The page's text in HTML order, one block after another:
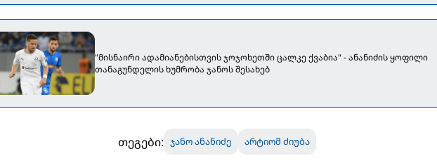
"მისნაირი ადამიანებისთვის ჯოჯოხეთში ცალკე ქვაბია" - ანანიძის ყოფილი
თანაგუნდელის ხუმრობა ჯანოს შესახებ
თეგები: ჯანო ანანიძე არტიომ ძიუბა